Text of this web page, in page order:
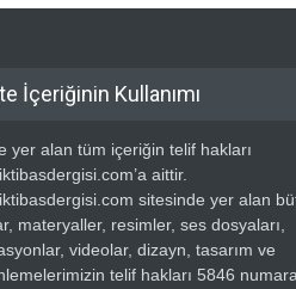
İçeriğinin Kullanımı
yer alan tüm içeriğin telif hakları
aittir.
sitesinde yer alan
materyaller, resimler, ses dosyaları,
videolar, dizayn, tasarım ve
telif hakları 5846